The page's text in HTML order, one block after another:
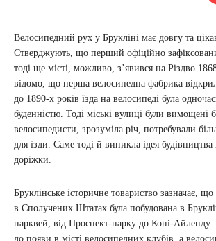
Велосипедний рух у Брукліні має довгу та
Стверджують, що перший офіційно
тоді ще місті, можливо, з’явився на Різдво
відомо, що перша велосипедна фабрика
до 1890-х років їзда на велосипеді була
буденністю. Тоді міські вулиці були вимощені
велосипедисти, зрозуміла річ, потребували
для їзди. Саме тоді й виникла ідея будівництва
доріжки.
Бруклінське історичне товариство зазначає,
в Сполучених Штатах була побудована в
парквей, від Проспект-парку до Коні-Айленду.
до появи в місті велосипедних клубів, а